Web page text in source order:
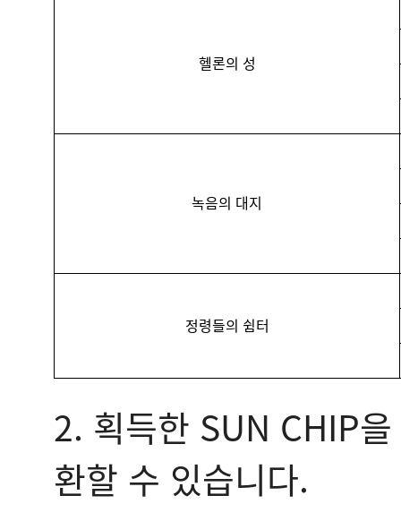
헬론의 성
녹음의 대지
정령들의 쉼터
2. 획득한 SUN CHIP
환할 수 있습니다.